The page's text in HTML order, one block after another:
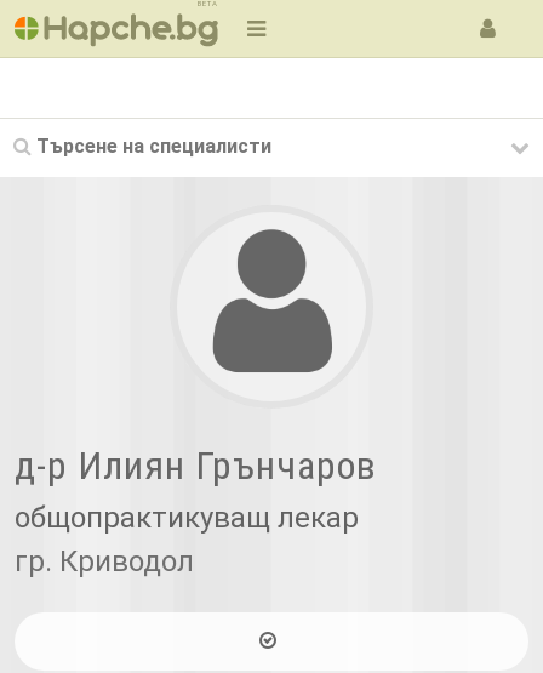
BETA
Търсене на специалисти
д-р Илиян Грънчаров
общопрактикуващ лекар
гр. Криводол